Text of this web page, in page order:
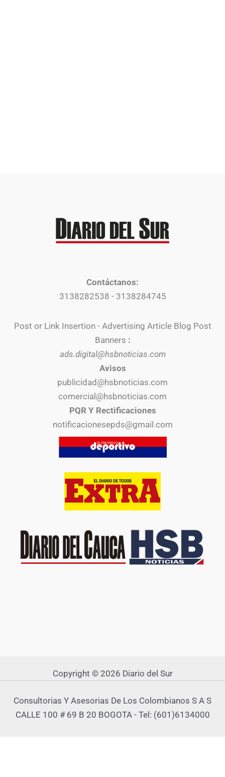
Contáctanos:
3138282538 - 3138284745
Post or Link Insertion - Advertising Article Blog Post
Banners :
ads.digital@hsbnoticias.com
Avisos
publicidad@hsbnoticias.com
comercial@hsbnoticias.com
PQR Y Rectificaciones
notificacionesepds@gmail.com
Copyright © 2026 Diario del Sur
Consultorias Y Asesorias De Los Colombianos S A S
CALLE 100 # 69 B 20 BOGOTA - Tel: (601)6134000